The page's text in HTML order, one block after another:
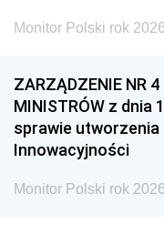
Monitor Polski rok
ZARZĄDZENIE NR
MINISTRÓW z dnia
sprawie utworzenia
Innowacyjności
Monitor Polski rok